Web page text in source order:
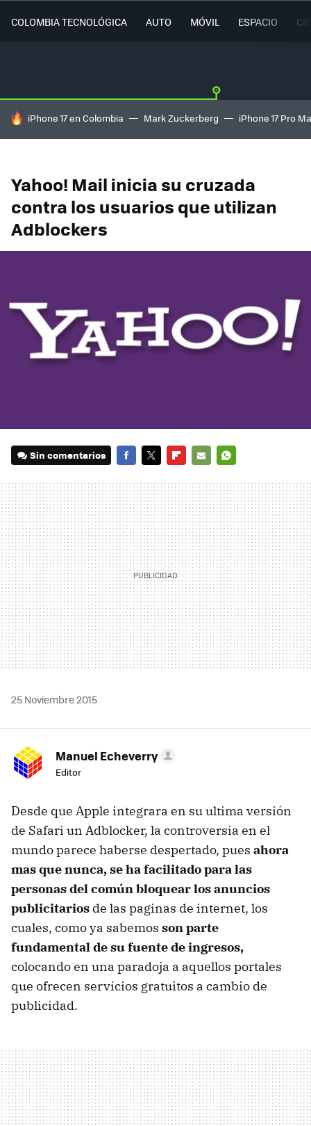
COLOMBIA TECNOLÓGICA AUTO MÓVIL ESPACIO
HOY SE HABLA DE
iPhone 17 en Colombia Mark Zuckerberg iPhone 17 Pro
Yahoo! Mail inicia su cruzada
contra los usuarios que utilizan
Adblockers
Sin comentarios
MAIL
25 Noviembre 2015
Manuel Echeverry
Editor
Desde que Apple integrara en su ultima versión
de Safari un Adblocker, la controversia en el
mundo parece haberse despertado, pues ahora
mas que nunca, se ha facilitado para las
personas del común bloquear los anuncios
publicitarios de las paginas de internet, los
cuales, como ya sabemos son parte
fundamental de su fuente de ingresos,
colocando en una paradoja a aquellos portales
que ofrecen servicios gratuitos a cambio de
publicidad.